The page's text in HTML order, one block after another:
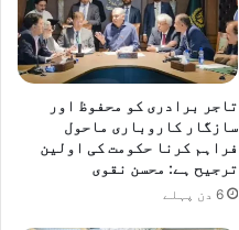
تاجر برادری کو محفوظ اور
سازگار کاروباری ماحول
فراہم کرنا حکومت کی اولین
ترجیح ہے: محسن نقوی
6 دن پہلے